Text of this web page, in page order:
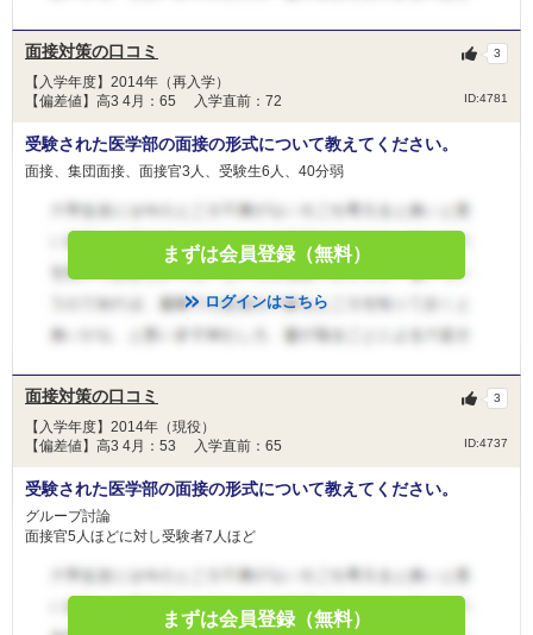
面接対策の口コミ
【入学年度】2014年（再入学）
【偏差値】高3 4月：65 入学直前：72
ID:4781
3
受験された医学部の面接の形式について教えてください。
面接、集団面接、面接官3人、受験生6人、40分弱
まずは会員登録（無料）
ログインはこちら
面接対策の口コミ
【入学年度】2014年（現役）
【偏差値】高3 4月：53 入学直前：65
ID:4737
3
受験された医学部の面接の形式について教えてください。
グループ討論
面接官5人ほどに対し受験者7人ほど
まずは会員登録（無料）